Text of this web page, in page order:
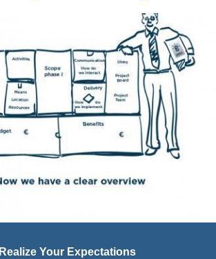
Realize Your Expectations